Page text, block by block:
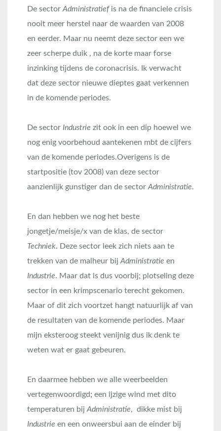
De sector Administratief is na de financiele crisis
nooit meer herstel naar de waarden van 2008
en eerder. Maar nu neemt deze sector een we
zeer scherpe duik , na de korte maar forse
inzinking tijdens de coronacrisis. Ik verwacht
dat deze sector nieuwe dieptes gaat verkennen
in de komende periodes.
De sector Industrie zit ook in een dip hoewel we
nog enig voorbehoud aantekenen mbt de cijfers
van de komende periodes.Overigens is de
startpositie (tov 2008) van deze sector
aanzienlijk gunstiger dan de sector Administratie.
En dan hebben we nog het beste
jongetje/meisje/x van de klas, de sector
Techniek. Deze sector leek zich niets aan te
trekken van de malheur bij Administratie en
Industrie. Maar dat is dus voorbij; plotseling deze
sector in een krimpscenario terecht gekomen.
Maar of dit zich voortzet hangt natuurlijk af van
de resultaten van de komende periodes. Maar
mijn eksteroog steekt venijnig dus ik denk te
weten wat er gaat gebeuren.
En daarmee hebben we alle weerbeelden
vertegenwoordigd; een ijzige wind met dito
temperaturen bij Administratie, dikke mist bij
Industrie en een onweersbui aan de einder bij